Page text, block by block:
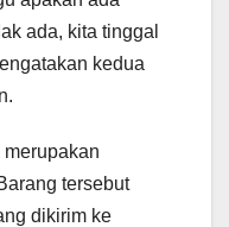
ada, kita tinggal
kedua
tersebut
dikirim ke